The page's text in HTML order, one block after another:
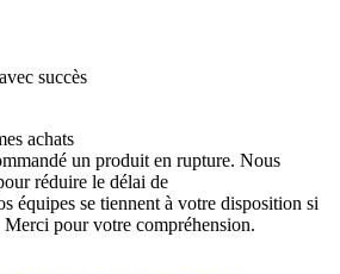
succès
achats
un produit en rupture. Nous
réduire le délai de
équipes se tiennent à votre disposition si
Merci pour votre compréhension.